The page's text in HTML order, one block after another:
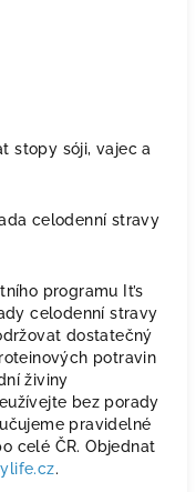
stopy sóji, vajec a
celodenní stravy
programu It’s
celodenní stravy
dostatečný
potravin
živiny
bez porady
pravidelné
celé ČR. Objednat
.